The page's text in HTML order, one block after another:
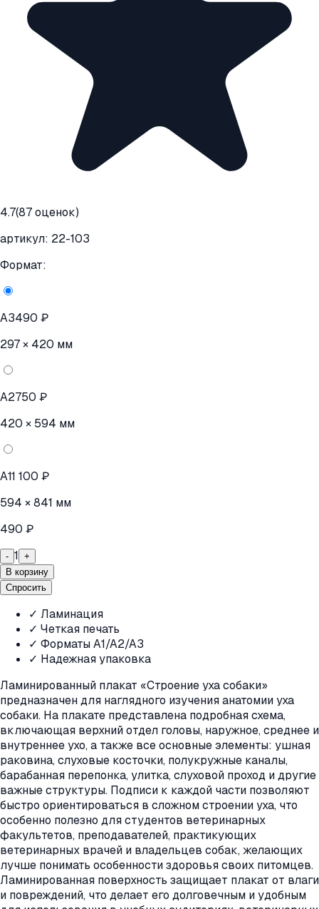
4.7(87оценок)
артикул: 22-103
Формат:
A3490 ₽
297 × 420 мм
A2750 ₽
420 × 594 мм
A11 100 ₽
594 × 841 мм
490 ₽
- 1 +
В корзину
Спросить
✓ Ламинация
✓ Четкая печать
✓ Форматы A1/A2/A3
✓ Надежная упаковка
Ламинированный плакат «Строение уха собаки»
предназначен для наглядного изучения анатомии уха
собаки. На плакате представлена подробная схема,
включающая верхний отдел головы, наружное, среднее и
внутреннее ухо, а также все основные элементы: ушная
раковина, слуховые косточки, полукружные каналы,
барабанная перепонка, улитка, слуховой проход и другие
важные структуры. Подписи к каждой части позволяют
быстро ориентироваться в сложном строении уха, что
особенно полезно для студентов ветеринарных
факультетов, преподавателей, практикующих
ветеринарных врачей и владельцев собак, желающих
лучше понимать особенности здоровья своих питомцев.
Ламинированная поверхность защищает плакат от влаги
и повреждений, что делает его долговечным и удобным